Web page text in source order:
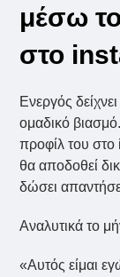
μέσω
στο
Ενεργός
ομαδικό
προφίλ του στο
θα αποδοθεί
δώσει
Αναλυτικά το
«Αυτός είμαι